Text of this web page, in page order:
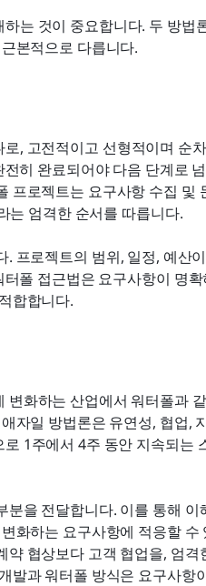
는 것이 중요합니다. 두 방법
본적으로 다릅니다.
, 고전적이고 선형적이며 순
히 완료되어야 다음 단계로
프로젝트는 요구사항 수집 및
는 엄격한 순서를 따릅니다.
프로젝트의 범위, 일정, 예산
폴 접근법은 요구사항이 명
합합니다.
화하는 산업에서 워터폴과
자일 방법론은 유연성, 협업,
1주에서 4주 동안 지속되는
을 전달합니다. 이를 통해 이
화하는 요구사항에 적응할 수
협상보다 고객 협업을, 엄격
발과 워터폴 방식은 요구사항